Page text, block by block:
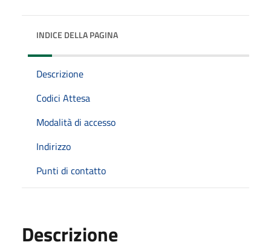
INDICE DELLA PAGINA
Descrizione
Codici Attesa
Modalità di accesso
Indirizzo
Punti di contatto
Descrizione